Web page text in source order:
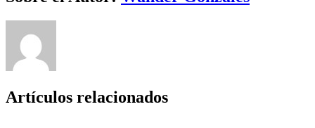
Artículos relacionados